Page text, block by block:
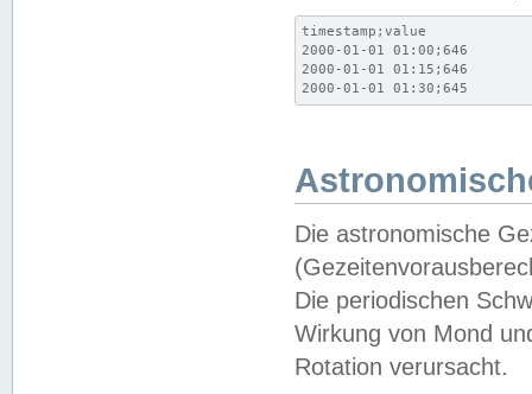
timestamp;value
2000-01-01 01:00;646
2000-01-01 01:15;646
2000-01-01 01:30;645
Die astronomische
Die periodischen
Wirkung von Mond
Rotation verursacht.